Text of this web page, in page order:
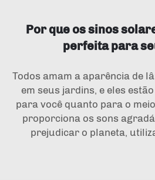
Por que os sinos
perfeita para
Todos amam a aparência de
em seus jardins, e eles
para você quanto para o
proporciona os sons
prejudicar o planeta,